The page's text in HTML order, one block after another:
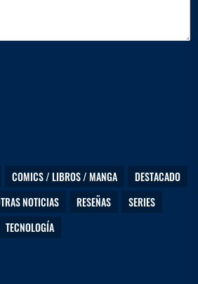
COMICS / LIBROS / MANGA
DESTACADO
OTRAS NOTICIAS RESEÑAS
SERIES
TECNOLOGÍA